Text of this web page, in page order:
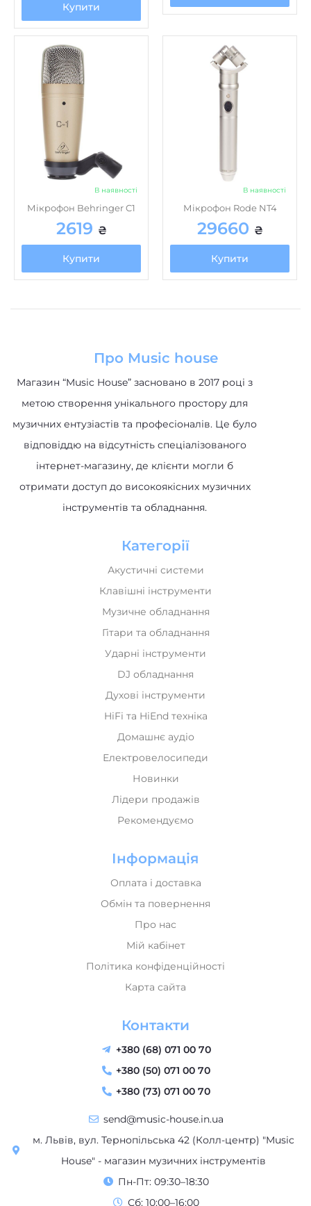
Купити
В наявності
Мікрофон Behringer C1
2619 ₴
Купити
В наявності
Мікрофон Rode NT4
29660 ₴
Купити
Про Music house
Магазин “Music House” засновано в 2017 році з
метою створення унікального простору для
музичних ентузіастів та професіоналів. Це було
відповіддю на відсутність спеціалізованого
інтернет-магазину, де клієнти могли б
отримати доступ до високоякісних музичних
інструментів та обладнання.
Категорії
Акустичні системи
Клавішні інструменти
Музичне обладнання
Гітари та обладнання
Ударні інструменти
DJ обладнання
Духові інструменти
HiFi та HiEnd техніка
Домашнє аудіо
Електровелосипеди
Новинки
Лідери продажів
Рекомендуємо
Інформація
Оплата і доставка
Обмін та повернення
Про нас
Мій кабінет
Політика конфіденційності
Карта сайта
Контакти
+380 (68) 071 00 70
+380 (50) 071 00 70
+380 (73) 071 00 70
send@music-house.in.ua
м. Львів, вул. Тернопільська 42 (Колл-центр) "Music
House" - магазин музичних інструментів
Пн-Пт: 09:30–18:30
Сб: 10:00–16:00